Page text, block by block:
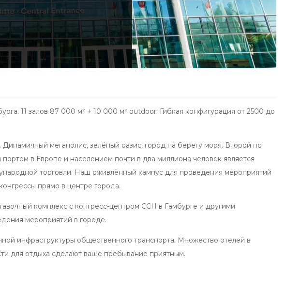
11 залов 87 000 м² + 10 000 м² outdoor. Гибкая конфигурация от 2500 до
мегаполис, зелёный оазис, город на берегу моря. Второй по
в Европе и населением почти в два миллиона человек является
торговли. Наш оживлённый кампус для проведения мероприятий
прямо в центре города.
комплекс с конгресс-центром CCH в Гамбурге и другими
мероприятий в городе.
инфраструктуры общественного транспорта. Множество отелей в
для отдыха сделают ваше пребывание приятным.